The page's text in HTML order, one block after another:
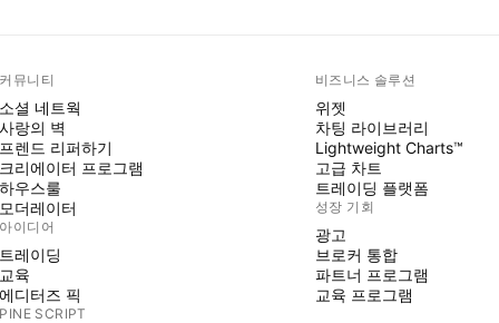
커뮤니티
소셜 네트웍
사랑의 벽
프렌드 리퍼하기
크리에이터 프로그램
하우스룰
모더레이터
아이디어
트레이딩
교육
에디터즈 픽
PINE SCRIPT
비즈니스 솔루션
위젯
차팅 라이브러리
Lightweight Charts™
고급 차트
트레이딩 플랫폼
성장 기회
광고
브로커 통합
파트너 프로그램
교육 프로그램